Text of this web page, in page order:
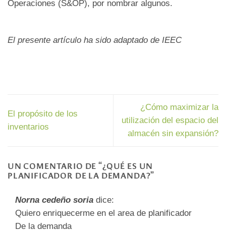
Operaciones (S&OP), por nombrar algunos.
El presente artículo ha sido adaptado de IEEC
El propósito de los
inventarios
¿Cómo maximizar la
utilización del espacio del
almacén sin expansión?
UN COMENTARIO DE “¿QUÉ ES UN
PLANIFICADOR DE LA DEMANDA?”
Norna cedeño soria dice:
Quiero enriquecerme en el area de planificador
De la demanda